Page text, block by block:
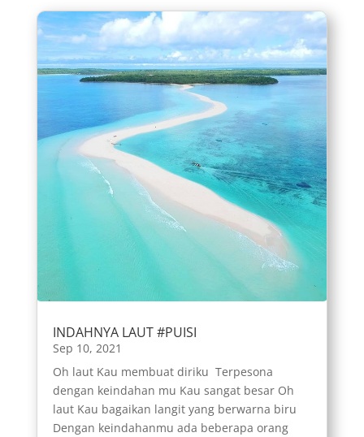
INDAHNYA LAUT #PUISI
Sep 10, 2021
Oh laut Kau membuat diriku Terpesona
dengan keindahan mu Kau sangat besar Oh
laut Kau bagaikan langit yang berwarna biru
Dengan keindahanmu ada beberapa orang